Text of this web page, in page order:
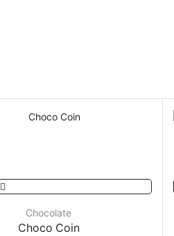
Chocolate
Choco Coin